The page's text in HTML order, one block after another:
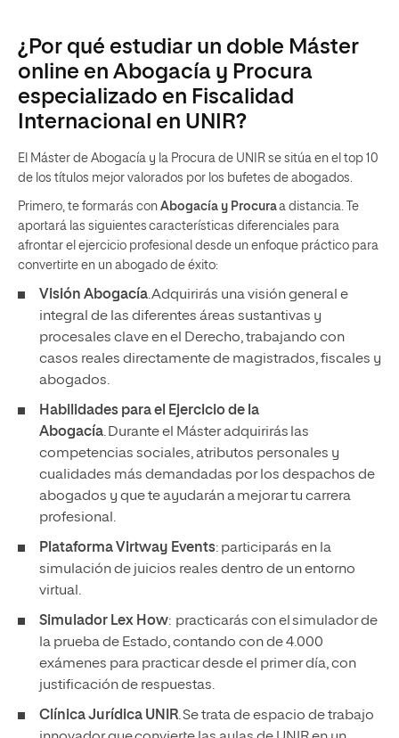
¿Por qué estudiar un doble Máster
online en Abogacía y Procura
especializado en Fiscalidad
Internacional en UNIR?
El Máster de Abogacía y la Procura de UNIR se sitúa en el top 10
de los títulos mejor valorados por los bufetes de abogados.
Primero, te formarás con Abogacía y Procuraa distancia. Te
aportará las siguientes características diferenciales para
afrontar el ejercicio profesional desde un enfoque práctico para
convertirte en un abogado de éxito:
Visión Abogacía. Adquirirás una visión general e
integral de las diferentes áreas sustantivas y
procesales clave en el Derecho, trabajando con
casos reales directamente de magistrados, fiscales y
abogados.
Habilidades para el Ejercicio de la
Abogacía. Durante el Máster adquirirás las
competencias sociales, atributos personales y
cualidades más demandadas por los despachos de
abogados y que te ayudarán a mejorar tu carrera
profesional.
Plataforma Virtway Events: participarás en la
simulación de juicios reales dentro de un entorno
virtual.
Simulador Lex How: practicarás con el simulador de
la prueba de Estado, contando con de 4.000
exámenes para practicar desde el primer día, con
justificación de respuestas.
Clínica Jurídica UNIR. Se trata de espacio de trabajo